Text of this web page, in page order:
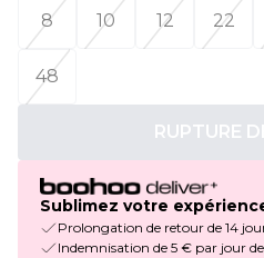
8
10 12 22
48
RUPTURE
Sublimez votre
Prolongation de retour de 14
Indemnisation de 5 € par jour